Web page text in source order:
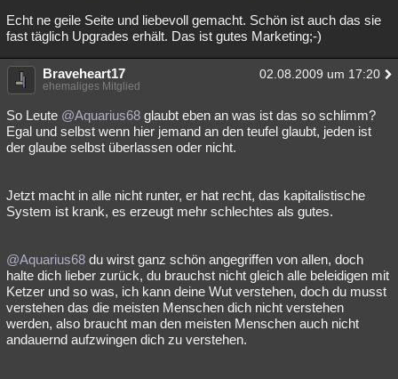
Echt ne geile Seite und liebevoll gemacht. Schön ist auch das sie
fast täglich Upgrades erhält. Das ist gutes Marketing;-)
Braveheart17 02.08.2009 um 17:20
ehemaliges Mitglied
So Leute @Aquarius68 glaubt eben an was ist das so schlimm?
Egal und selbst wenn hier jemand an den teufel glaubt, jeden ist
der glaube selbst überlassen oder nicht.
Jetzt macht in alle nicht runter, er hat recht, das kapitalistische
System ist krank, es erzeugt mehr schlechtes als gutes.
@Aquarius68 du wirst ganz schön angegriffen von allen, doch
halte dich lieber zurück, du brauchst nicht gleich alle beleidigen mit
Ketzer und so was, ich kann deine Wut verstehen, doch du musst
verstehen das die meisten Menschen dich nicht verstehen
werden, also braucht man den meisten Menschen auch nicht
andauernd aufzwingen dich zu verstehen.